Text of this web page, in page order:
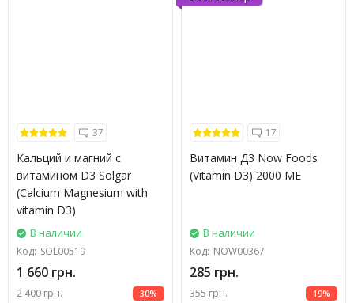
37
Кальций и магний с
витамином D3 Solgar
(Calcium Magnesium with
vitamin D3)
В наличии
Код: SOL00519
1 660 грн.
2 400 грн. 30%
17
Витамин Д3 Now Foods
(Vitamin D3) 2000 МЕ
В наличии
Код: NOW00367
285 грн.
355 грн. 19%